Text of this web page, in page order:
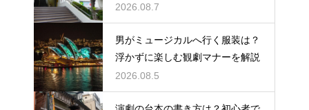
2026.08.7
男がミュージカルへ行く服装は？
浮かずに楽しむ観劇マナーを解説
2026.08.5